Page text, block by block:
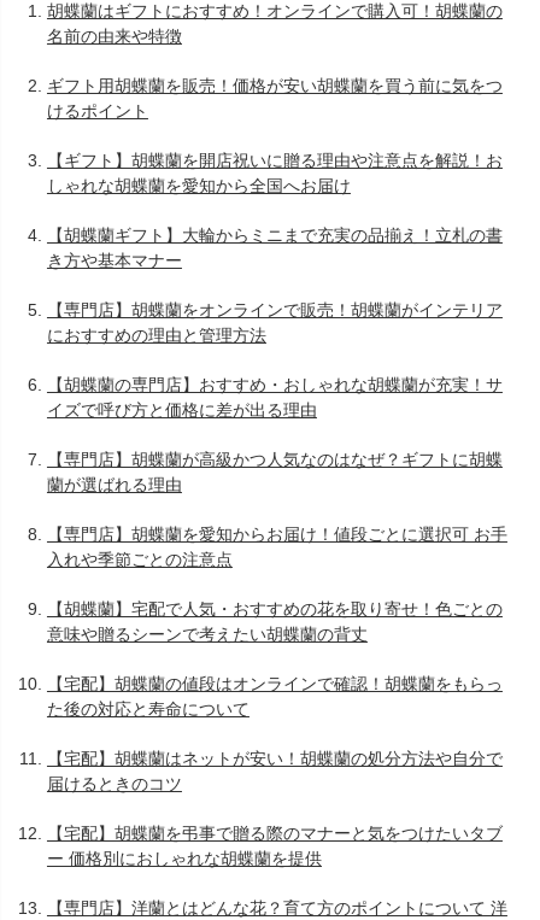
胡蝶蘭はギフトにおすすめ！オンラインで購入可！胡蝶蘭の
名前の由来や特徴
ギフト用胡蝶蘭を販売！価格が安い胡蝶蘭を買う前に気をつ
けるポイント
【ギフト】胡蝶蘭を開店祝いに贈る理由や注意点を解説！お
しゃれな胡蝶蘭を愛知から全国へお届け
【胡蝶蘭ギフト】大輪からミニまで充実の品揃え！立札の書
き方や基本マナー
【専門店】胡蝶蘭をオンラインで販売！胡蝶蘭がインテリア
におすすめの理由と管理方法
【胡蝶蘭の専門店】おすすめ・おしゃれな胡蝶蘭が充実！サ
イズで呼び方と価格に差が出る理由
【専門店】胡蝶蘭が高級かつ人気なのはなぜ？ギフトに胡蝶
蘭が選ばれる理由
【専門店】胡蝶蘭を愛知からお届け！値段ごとに選択可 お手
入れや季節ごとの注意点
【胡蝶蘭】宅配で人気・おすすめの花を取り寄せ！色ごとの
意味や贈るシーンで考えたい胡蝶蘭の背丈
【宅配】胡蝶蘭の値段はオンラインで確認！胡蝶蘭をもらっ
た後の対応と寿命について
【宅配】胡蝶蘭はネットが安い！胡蝶蘭の処分方法や自分で
届けるときのコツ
【宅配】胡蝶蘭を弔事で贈る際のマナーと気をつけたいタブ
ー 価格別におしゃれな胡蝶蘭を提供
【専門店】洋蘭とはどんな花？育て方のポイントについて 洋